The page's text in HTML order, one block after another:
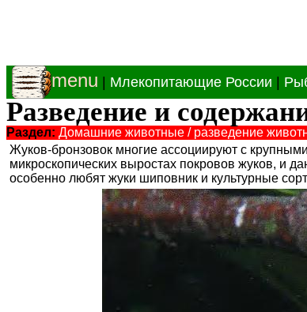
menu Млекопитающие России
Разведение и
Раздел: Домашние животные / разведение
Жуков-бронзовок многие ассоциируют с
микроскопических выростах покровов жуков, и
особенно любят жуки шиповник и культурные